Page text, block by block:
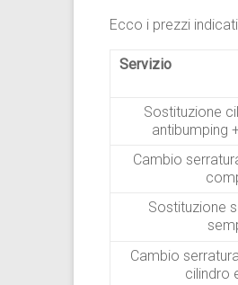
Ecco i prezzi
Servizio
Sostituzione
antibumping
Cambio
Sostituzione
Cambio
cilindro